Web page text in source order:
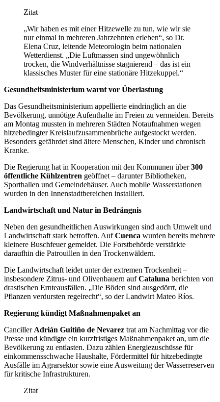
Zitat
„Wir haben es mit einer Hitzewelle zu tun, wie wir sie
nur einmal in mehreren Jahrzehnten erleben“, so Dr.
Elena Cruz, leitende Meteorologin beim nationalen
Wetterdienst. „Die Luftmassen sind ungewöhnlich
trocken, die Windverhältnisse stagnierend – das ist ein
klassisches Muster für eine stationäre Hitzekuppel.“
Gesundheitsministerium warnt vor Überlastung
Das Gesundheitsministerium appellierte eindringlich an die
Bevölkerung, unnötige Aufenthalte im Freien zu vermeiden. Bereits
am Montag mussten in mehreren Städten Notaufnahmen wegen
hitzebedingter Kreislaufzusammenbrüche aufgestockt werden.
Besonders gefährdet sind ältere Menschen, Kinder und chronisch
Kranke.
Die Regierung hat in Kooperation mit den Kommunen über300
öffentliche Kühlzentren geöffnet – darunter Bibliotheken,
Sporthallen und Gemeindehäuser. Auch mobile Wasserstationen
wurden in den Innenstadtbereichen installiert.
Landwirtschaft und Natur in Bedrängnis
Neben den gesundheitlichen Auswirkungen sind auch Umwelt und
Landwirtschaft stark betroffen. AufCuenca wurden bereits mehrere
kleinere Buschfeuer gemeldet. Die Forstbehörde verstärkte
daraufhin die Patrouillen in den Trockenwäldern.
Die Landwirtschaft leidet unter der extremen Trockenheit –
insbesondere Zitrus- und Olivenbauern aufCataluna berichten von
drastischen Ernteausfällen. „Die Böden sind ausgedörrt, die
Pflanzen verdursten regelrecht“, so der Landwirt Mateo Ríos.
Regierung kündigt Maßnahmenpaket an
Canciller Adrián Guitiño de Nevarez trat am Nachmittag vor die
Presse und kündigte ein kurzfristiges Maßnahmenpaket an, um die
Bevölkerung zu entlasten. Dazu zählen Energiezuschüsse für
einkommensschwache Haushalte, Fördermittel für hitzebedingte
Ausfälle im Agrarsektor sowie eine Ausweitung der Wasserreserven
für kritische Infrastrukturen.
Zitat